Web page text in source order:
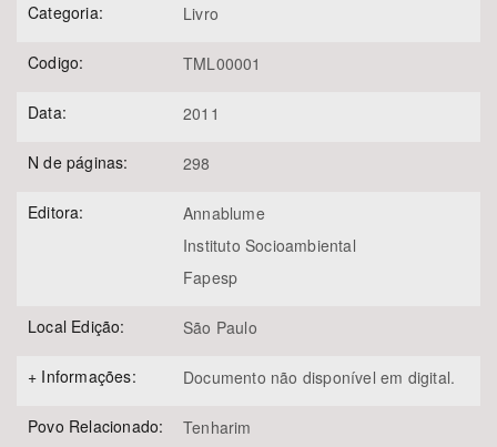
Categoria: Livro
Codigo: TML00001
Data: 2011
N de páginas: 298
Editora:
Annablume
Instituto Socioambiental
Fapesp
Local Edição: São Paulo
+ Informações: Documento não disponível em digital.
Povo Relacionado:
Tenharim